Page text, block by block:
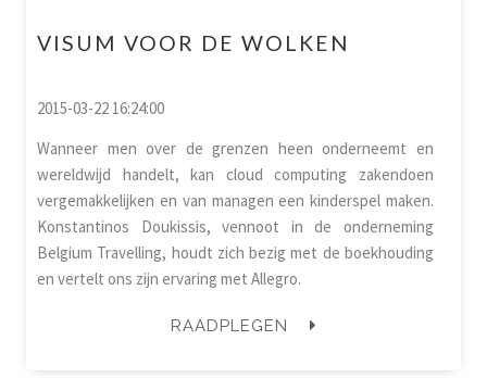
VISUM VOOR DE WOLKEN
2015-03-22 16:24:00
Wanneer men over de grenzen heen onderneemt en
wereldwijd handelt, kan cloud computing zakendoen
vergemakkelijken en van managen een kinderspel maken.
Konstantinos Doukissis, vennoot in de onderneming
Belgium Travelling, houdt zich bezig met de boekhouding
en vertelt ons zijn ervaring met Allegro.
RAADPLEGEN